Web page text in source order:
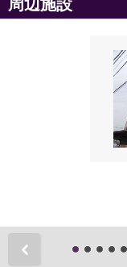
周辺施設